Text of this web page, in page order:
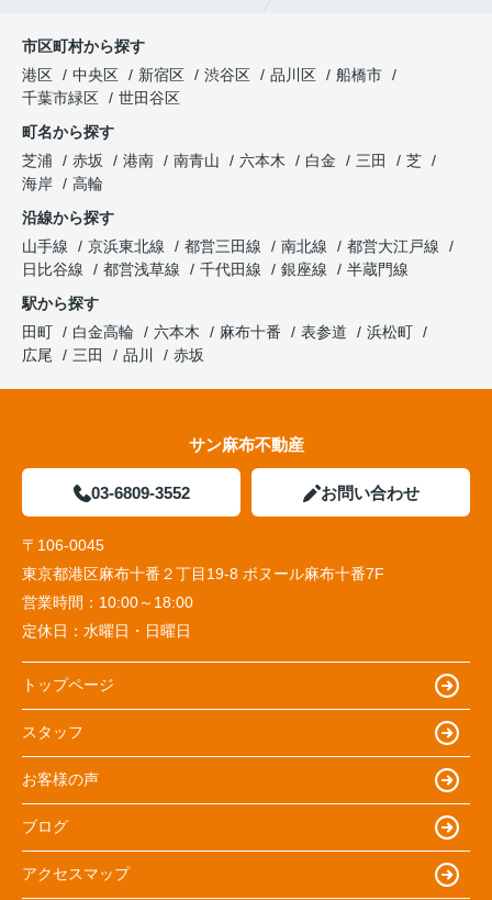
市区町村から探す
港区
中央区 新宿区 渋谷区 品川区
船橋市
千葉市緑区
世田谷区
町名から探す
芝浦
赤坂 港南 南青山 六本木 白金 三田
芝
海岸
高輪
沿線から探す
山手線
京浜東北線 都営三田線 南北線
都営大江戸線
日比谷線
都営浅草線 千代田線 銀座線
半蔵門線
駅から探す
田町
白金高輪 六本木 麻布十番 表参道
浜松町
広尾
三田 品川 赤坂
サン麻布不動産
03-6809-3552 お問い合わせ
〒106-0045
東京都港区麻布十番２丁目19-8 ボヌール麻布十番7F
営業時間： 10:00～18:00
定休日： 水曜日・日曜日
トップページ
スタッフ
お客様の声
ブログ
アクセスマップ